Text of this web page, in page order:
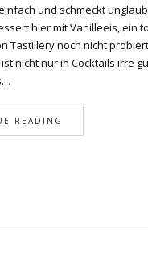
und schmeckt
hier mit Vanilleeis, ein
Tastillery noch nicht
nicht nur in Cocktails irre
READING